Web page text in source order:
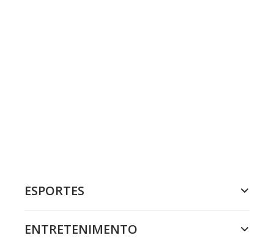
ESPORTES
ENTRETENIMENTO